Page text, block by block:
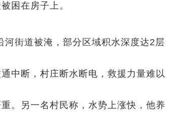
困在房子上。
街道被淹，部分区域积水深度达2层
中断，村庄断水断电，救援力量难以
。另一名村民称，水势上涨快，他养